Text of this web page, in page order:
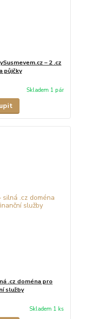
– 2 .cz
půjčky
Skladem 1 pár
.cz doména pro
služby
Skladem 1 ks